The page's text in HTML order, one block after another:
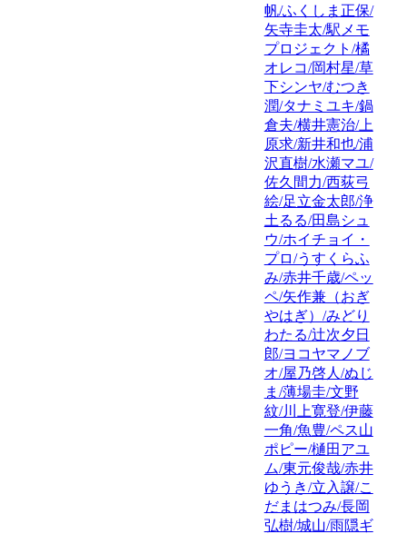
帆/ふくしま正保/
矢寺圭太/駅メモ
プロジェクト/橘
オレコ/岡村星/草
下シンヤ/むつき
潤/タナミユキ/鍋
倉夫/横井憲治/上
原求/新井和也/浦
沢直樹/水瀬マユ/
佐久間力/西荻弓
絵/足立金太郎/浄
土るる/田島シュ
ウ/ホイチョイ・
プロ/うすくらふ
み/赤井千歳/ペッ
ペ/矢作兼（おぎ
やはぎ）/みどり
わたる/辻次夕日
郎/ヨコヤマノブ
オ/屋乃啓人/ぬじ
ま/薄場圭/文野
紋/川上寛登/伊藤
一角/魚豊/ペス山
ポピー/樋田アユ
ム/東元俊哉/赤井
ゆうき/立入譲/こ
だまはつみ/長岡
弘樹/城山/雨隠ギ